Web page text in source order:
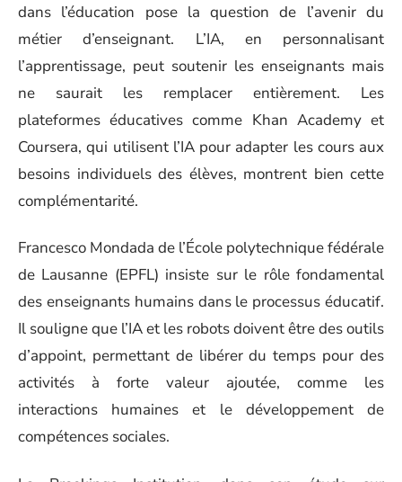
dans l’éducation pose la question de l’avenir du
métier d’enseignant. L’IA, en personnalisant
l’apprentissage, peut soutenir les enseignants mais
ne saurait les remplacer entièrement. Les
plateformes éducatives comme Khan Academy et
Coursera, qui utilisent l’IA pour adapter les cours aux
besoins individuels des élèves, montrent bien cette
complémentarité.
Francesco Mondada de l’École polytechnique fédérale
de Lausanne (EPFL) insiste sur le rôle fondamental
des enseignants humains dans le processus éducatif.
Il souligne que l’IA et les robots doivent être des outils
d’appoint, permettant de libérer du temps pour des
activités à forte valeur ajoutée, comme les
interactions humaines et le développement de
compétences sociales.